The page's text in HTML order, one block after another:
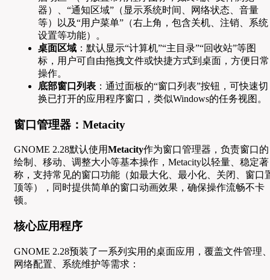
器）、“通知区域”（显示系统时间、网络状态、音量
等）以及“用户菜单”（右上角，包含关机、注销、系统
设置等功能）。
桌面区域 ：默认显示“计算机”“主目录”“回收站”等图
标，用户可自由拖拽文件或快捷方式到桌面，方便日常
操作。
底部窗口列表 ：通过面板的“窗口列表”按钮，可快速切
换已打开的应用程序窗口，类似Windows的任务视图。
窗口管理器：Metacity
GNOME 2.28默认使用Metacity作为窗口管理器，负责窗口的
绘制、移动、调整大小等基本操作，Metacity以轻量、稳定著
称，支持常见的窗口功能（如最大化、最小化、关闭、窗口
顶等），同时提供简单的窗口动画效果，确保操作流畅不卡
顿。
核心应用程序
GNOME 2.28预装了一系列实用的桌面应用，覆盖文件管理
网络配置、系统维护等需求：